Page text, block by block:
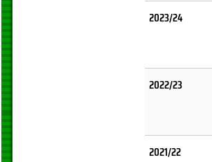
2023/24
2022/23
2021/22